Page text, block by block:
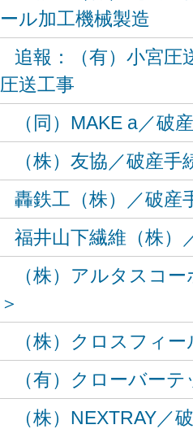
ール加工機械製造
追報：（有）小宮
圧送工事
（同）MAKE a／
（株）友協／破産
轟鉄工（株）／破
福井山下繊維（株
（株）アルタスコ
＞
（株）クロスフィ
（有）クローバー
（株）NEXTRAY